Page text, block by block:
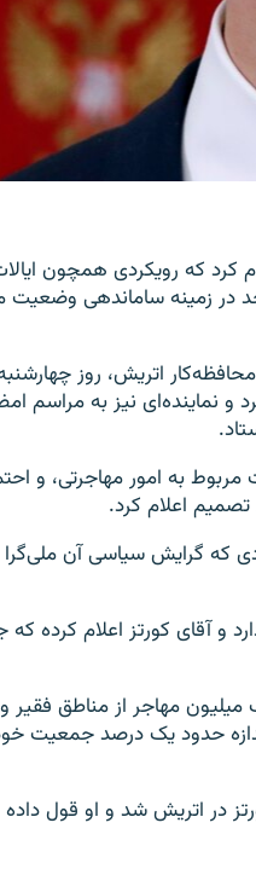
چهارشنبه، ۹ آبان‌ماه، اعلام کرد که رویکردی
در زمینه ساماندهی وضعیت
اتریش، روز
و نماینده‌ای نیز به مراسم
به امور مهاجرتی، و
اعلام کرد.
که گرایش سیاسی آن
و آقای کورتز اعلام کرده که
که ورود بیش از یک میلیون مهاجر از
حدود یک درصد جمعیت
در اتریش شد و او قول